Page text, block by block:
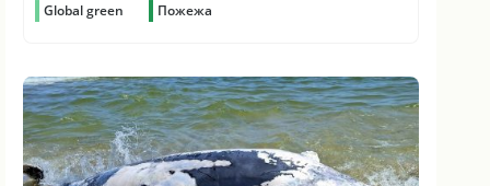
Global green Пожежа